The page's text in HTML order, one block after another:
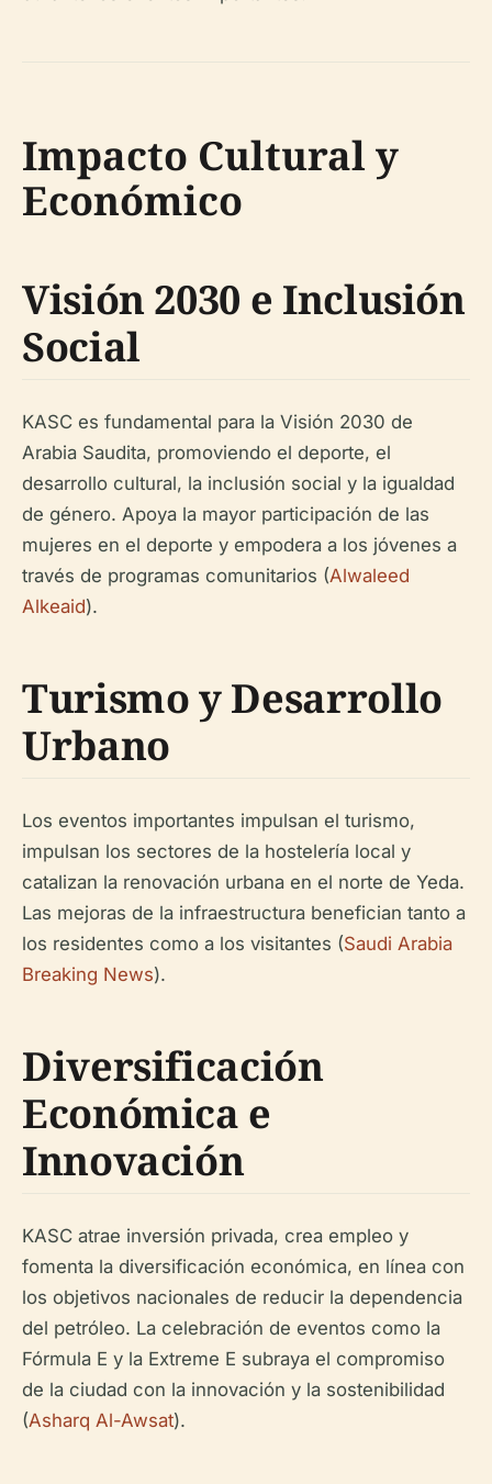
Impacto Cultural y
Económico
Visión 2030 e Inclusión
Social
KASC es fundamental para la Visión 2030 de
Arabia Saudita, promoviendo el deporte, el
desarrollo cultural, la inclusión social y la igualdad
de género. Apoya la mayor participación de las
mujeres en el deporte y empodera a los jóvenes a
través de programas comunitarios (Alwaleed
Alkeaid).
Turismo y Desarrollo
Urbano
Los eventos importantes impulsan el turismo,
impulsan los sectores de la hostelería local y
catalizan la renovación urbana en el norte de Yeda.
Las mejoras de la infraestructura benefician tanto a
los residentes como a los visitantes (Saudi Arabia
Breaking News).
Diversificación
Económica e
Innovación
KASC atrae inversión privada, crea empleo y
fomenta la diversificación económica, en línea con
los objetivos nacionales de reducir la dependencia
del petróleo. La celebración de eventos como la
Fórmula E y la Extreme E subraya el compromiso
de la ciudad con la innovación y la sostenibilidad
(Asharq Al-Awsat).